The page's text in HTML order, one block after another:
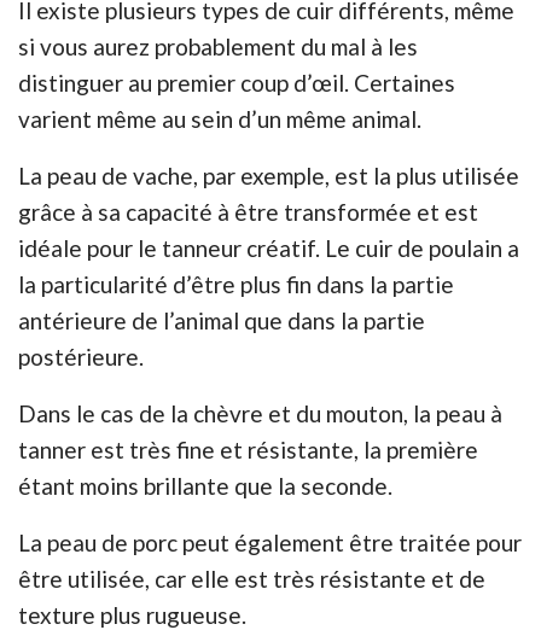
Il existe plusieurs types de cuir différents, même
si vous aurez probablement du mal à les
distinguer au premier coup d’œil. Certaines
varient même au sein d’un même animal.
La peau de vache, par exemple, est la plus utilisée
grâce à sa capacité à être transformée et est
idéale pour le tanneur créatif. Le cuir de poulain a
la particularité d’être plus fin dans la partie
antérieure de l’animal que dans la partie
postérieure.
Dans le cas de la chèvre et du mouton, la peau à
tanner est très fine et résistante, la première
étant moins brillante que la seconde.
La peau de porc peut également être traitée pour
être utilisée, car elle est très résistante et de
texture plus rugueuse.